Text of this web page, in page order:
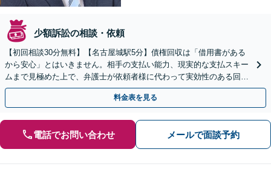
少額訴訟の相談・依頼
【初回相談30分無料】【名古屋城駅5分】債権回収は「借用書がある
から安心」とはいきません。相手の支払い能力、現実的な支払スキー
ムまで見極めた上で、弁護士が依頼者様に代わって実効性のある回収
策を試みます。まずはご相談ください。
料金表を見る
電話でお問い合わせ メールで面談予約